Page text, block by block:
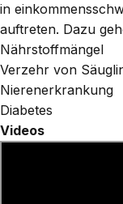
in
auftreten. Dazu
Nährstoffmängel
Verzehr von
Nierenerkrankung
Diabetes
Videos